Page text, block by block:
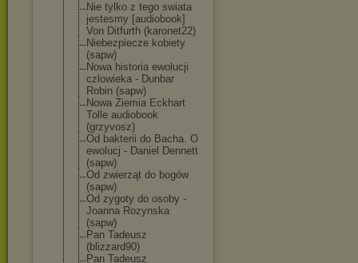
Nie tylko z tego swiata
jestesmy [audiobook]
Von Ditfurth (karonet22)
Niebezpiecze kobiety
(sapw)
Nowa historia ewolucji
czlowieka - Dunbar
Robin (sapw)
Nowa Ziemia Eckhart
Tolle audiobook
(grzyvosz)
Od bakterii do Bacha. O
ewolucj - Daniel Dennett
(sapw)
Od zwierząt do bogów
(sapw)
Od zygoty do osoby -
Joanna Rozynska
(sapw)
Pan Tadeusz
(blizzard90)
Pan Tadeusz